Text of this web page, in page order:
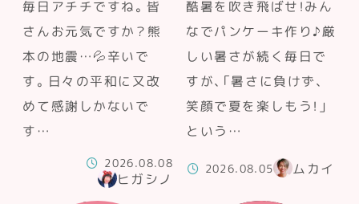
毎日アチチですね。皆
さんお元気ですか？熊
本の地震…💦辛いで
す。日々の平和に又改
めて感謝しかないで
す…
2026.08.08
ヒガシノ
酷暑を吹き飛ばせ！みん
なでパンケーキ作り♪厳
しい暑さが続く毎日で
すが、「暑さに負けず、
笑顔で夏を楽しもう！」
という…
2026.08.05 ムカイ